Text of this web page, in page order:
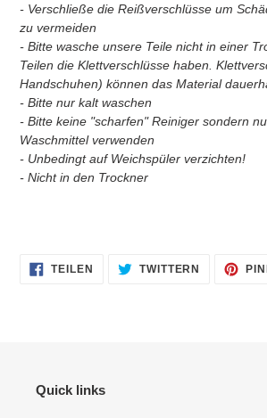
- Verschließe die Reißverschlüsse um
zu vermeiden
- Bitte wasche unsere Teile nicht in einer
Teilen die Klettverschlüsse haben.
Handschuhen) können das Material
- Bitte nur kalt waschen
- Bitte keine "scharfen" Reiniger sondern
Waschmittel verwenden
- Unbedingt auf Weichspüler verzichten!
- Nicht in den Trockner
TEILEN
FACEBOOK
TWITTERN
AUF
TWITTER
Quick links